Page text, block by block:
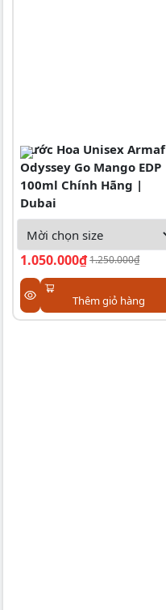
Nước Hoa Unisex Armaf
Odyssey Go Mango EDP
100ml Chính Hãng |
Dubai
1.050.000₫ 1.250.000₫
Thêm giỏ hàng